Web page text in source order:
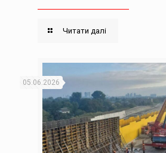
Читати далі
05.06.2026